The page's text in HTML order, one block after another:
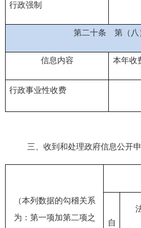
行政强制
第二十条 第（八
信息内容 本年收
行政事业性收费
三、 收到和处理政府信息公开
（本列数据的勾稽关系
为：第一项加第二项之
自